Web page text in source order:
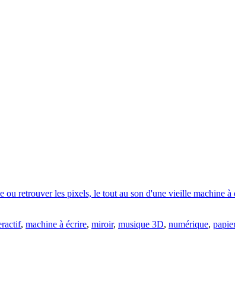
ou retrouver les pixels, le tout au son d'une vieille machine
, machine à écrire, miroir, musique 3D, numérique, papier